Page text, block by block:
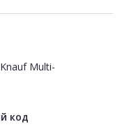
Knauf Multi-
код